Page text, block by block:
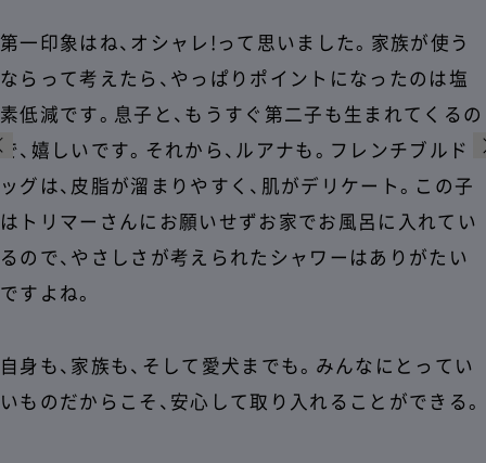
第一印象はね、オシャレ!って思いました。家族が使う
ならって考えたら、やっぱりポイントになったのは塩
素低減です。息子と、もうすぐ第二子も生まれてくるの
で、嬉しいです。それから、ルアナも。フレンチブルド
ッグは、皮脂が溜まりやすく、肌がデリケート。この子
はトリマーさんにお願いせずお家でお風呂に入れてい
るので、やさしさが考えられたシャワーはありがたい
ですよね。
自身も、家族も、そして愛犬までも。みんなにとってい
いものだからこそ、安心して取り入れることができる。